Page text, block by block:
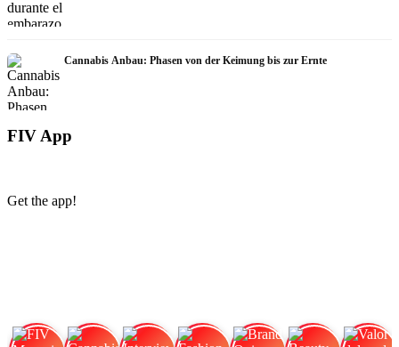
Cannabis Anbau: Phasen von der Keimung bis zur Ernte
FIV App
Get the app!